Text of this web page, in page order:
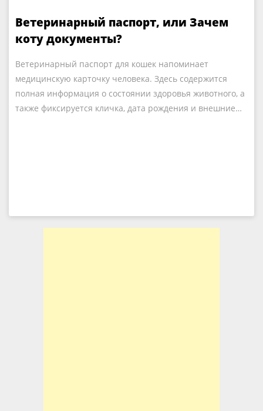
Ветеринарный паспорт, или Зачем
коту документы?
Ветеринарный паспорт для кошек напоминает
медицинскую карточку человека. Здесь содержится
полная информация о состоянии здоровья животного, а
также фиксируется кличка, дата рождения и внешние…